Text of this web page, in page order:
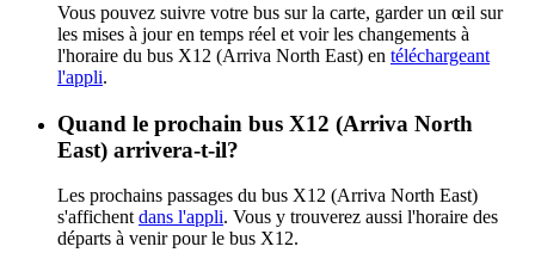
Vous pouvez suivre votre bus sur la carte, garder un œil sur
les mises à jour en temps réel et voir les changements à
l'horaire du bus X12 (Arriva North East) en téléchargeant
l'appli.
Quand le prochain bus X12 (Arriva North
East) arrivera-t-il?
Les prochains passages du bus X12 (Arriva North East)
s'affichent dans l'appli. Vous y trouverez aussi l'horaire des
départs à venir pour le bus X12.